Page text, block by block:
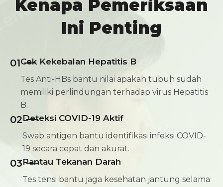
Kenapa Pemeriksaan
Ini Penting
01Cek Kekebalan Hepatitis B
Tes Anti-HBs bantu nilai apakah tubuh sudah
memiliki perlindungan terhadap virus Hepatitis
B.
02Deteksi COVID-19 Aktif
Swab antigen bantu identifikasi infeksi COVID-
19 secara cepat dan akurat.
03Pantau Tekanan Darah
Tes tensi bantu jaga kesehatan jantung selama